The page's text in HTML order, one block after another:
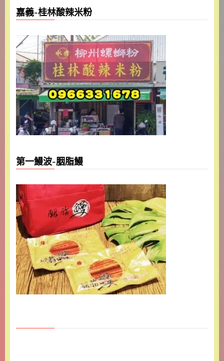
嘉義-桂林酸辣米粉
第一鰻波-胭脂鰻